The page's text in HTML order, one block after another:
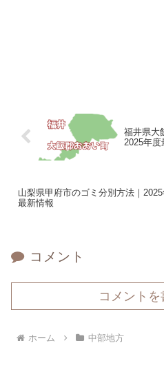
福井県大
2025年度
山梨県甲府市のゴミ分別方法｜
最新情報
コメント
コメント
ホーム 中部地方